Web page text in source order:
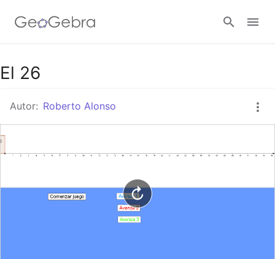
Google Classroom
GeoGebra Classroom
Abrir sesión
El 26
Autor: Roberto Alonso